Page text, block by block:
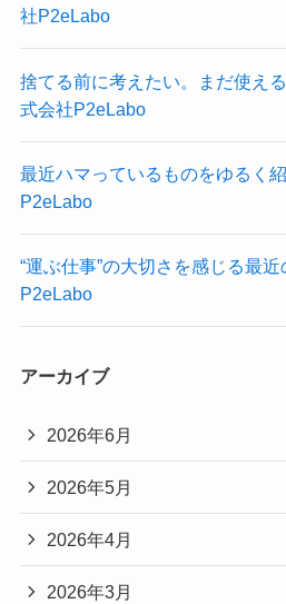
社P2eLabo
捨てる前に考えたい。まだ使え
式会社P2eLabo
最近ハマっているものをゆるく
P2eLabo
“運ぶ仕事”の大切さを感じる最
P2eLabo
アーカイブ
2026年6月
2026年5月
2026年4月
2026年3月